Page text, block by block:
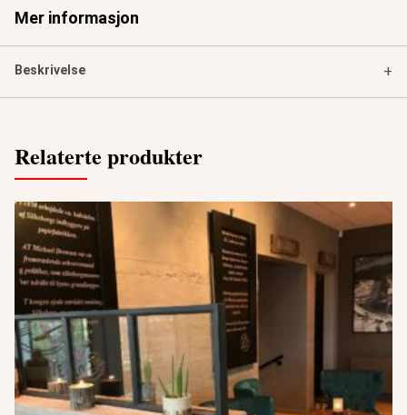
Mer informasjon
Beskrivelse +
Relaterte produkter